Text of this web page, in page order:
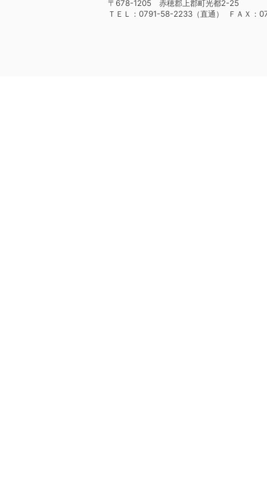
〒678-1205 赤穂郡上郡町光都2-25
ＴＥＬ：0791-58-2233（直通） ＦＡＸ：